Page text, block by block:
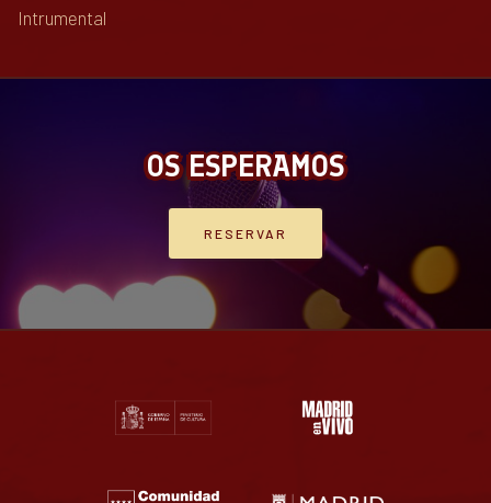
Intrumental
OS ESPERAMOS
RESERVAR